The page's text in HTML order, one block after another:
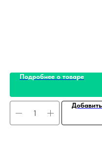
Подробнее о товаре